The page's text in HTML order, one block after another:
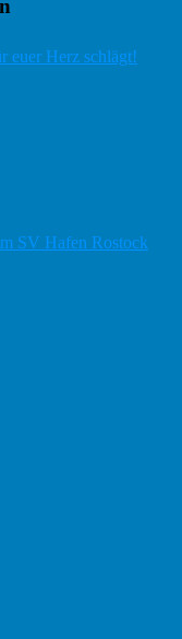
euer Herz schlägt!
SV Hafen Rostock